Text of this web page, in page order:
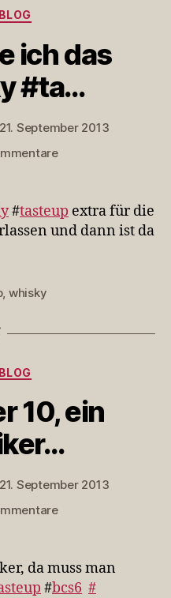
ich das
#ta…
21. September 2013
zu
das
#whisky
#tasteup extra für die
und dann ist da
, whisky
10, ein
21. September 2013
zu
10,
da muss man
#bcs6 #